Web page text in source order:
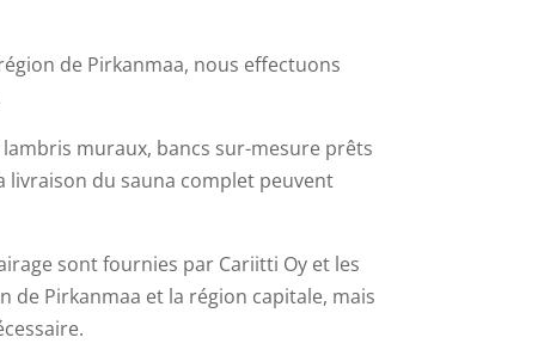
de Pirkanmaa, nous effectuons
muraux, bancs sur-mesure prêts
livraison du sauna complet peuvent
sont fournies par Cariitti Oy et les
de Pirkanmaa et la région capitale, mais